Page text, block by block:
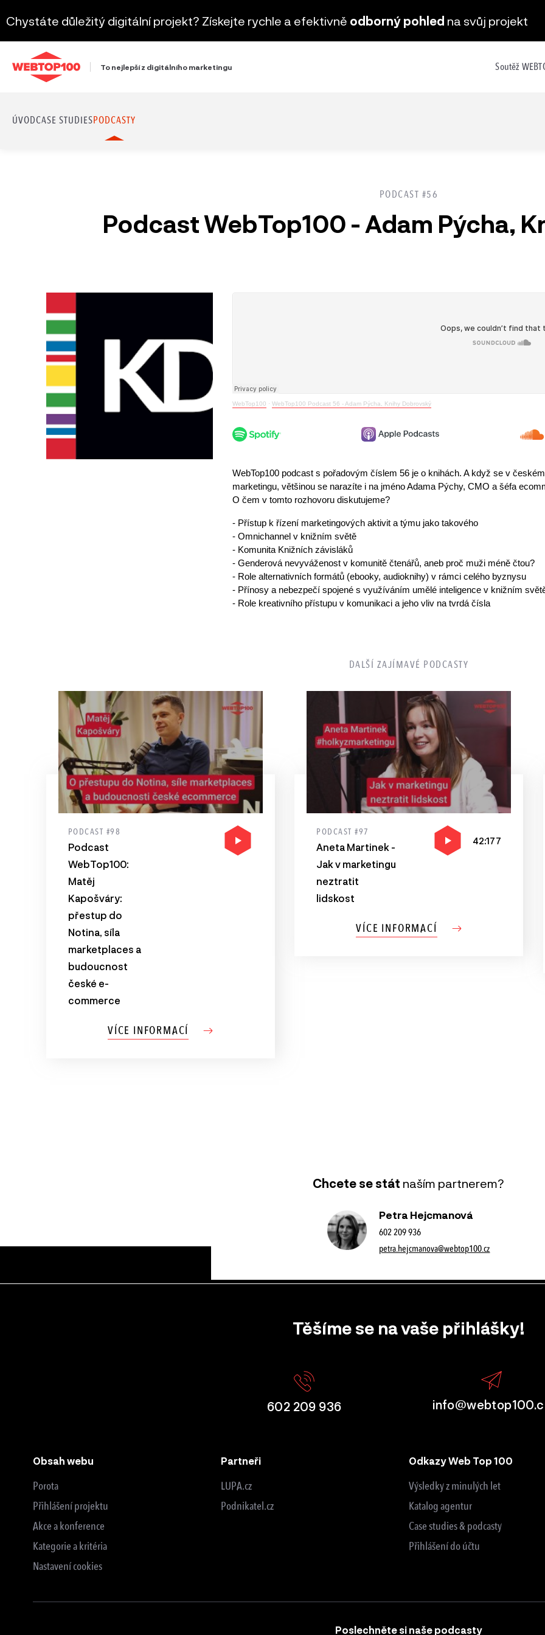
Chystáte důležitý digitální projekt? Získejte rychle a efektivně odborný pohled na svůj projekt
To nejlepší z digitálního marketingu Soutěž
ÚVODCASE STUDIESPODCASTY
PODCAST #56
Podcast WebTop100 - Adam Pýcha,
WebTop100 · WebTop100 Podcast 56 - Adam Pýcha, Knihy Dobrovský
WebTop100 podcast s pořadovým číslem 56 je o knihách. A když se v
marketingu, většinou se narazíte i na jméno Adama Pýchy, CMO a šéfa
O čem v tomto rozhovoru diskutujeme?
- Přístup k řízení marketingových aktivit a týmu jako takového
- Omnichannel v knižním světě
- Komunita Knižních závisláků
- Genderová nevyváženost v komunitě čtenářů, aneb proč muži méně čtou?
- Role alternativních formátů (ebooky, audioknihy) v rámci celého byznysu
- Přínosy a nebezpečí spojené s využíváním umělé inteligence v knižním
- Role kreativního přístupu v komunikaci a jeho vliv na tvrdá čísla
DALŠÍ ZAJÍMAVÉ PODCASTY
PODCAST #98
Podcast
WebTop100:
Matěj
Kapošváry:
přestup do
Notina, síla
marketplaces a
budoucnost
české e-
commerce
VÍCE INFORMACÍ
PODCAST #97
Aneta Martinek -
Jak v marketingu
neztratit
lidskost
42:177
VÍCE INFORMACÍ
Chcete se stát naším partnerem?
Petra Hejcmanová
602 209 936
petra.hejcmanova@webtop100.cz
Těšíme se na vaše přihlášky!
602 209 936
Obsah webu
Porota
Přihlášení projektu
Akce a konference
Kategorie a kritéria
Nastavení cookies
Partneři
LUPA.cz
Podnikatel.cz
Odkazy Web Top 100
Výsledky z minulých let
Katalog agentur
Case studies & podcasty
Přihlášení do účtu
Poslechněte si naše podcasty